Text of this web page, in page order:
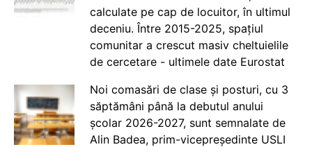
calculate pe cap de locuitor, în ultimul
deceniu. Între 2015-2025, spațiul
comunitar a crescut masiv cheltuielile
de cercetare - ultimele date Eurostat
Noi comasări de clase și posturi, cu 3
săptămâni până la debutul anului
școlar 2026-2027, sunt semnalate de
Alin Badea, prim-vicepreședinte USLI